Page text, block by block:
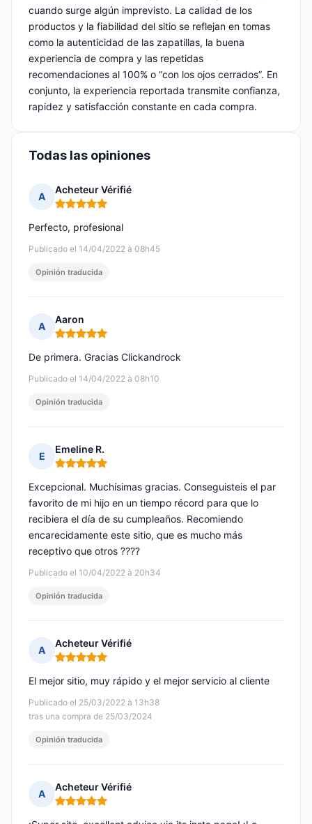
cuando surge algún imprevisto. La calidad de los
productos y la fiabilidad del sitio se reflejan en tomas
como la autenticidad de las zapatillas, la buena
experiencia de compra y las repetidas
recomendaciones al 100% o “con los ojos cerrados”. En
conjunto, la experiencia reportada transmite confianza,
rapidez y satisfacción constante en cada compra.
Todas las opiniones
A
Acheteur Vérifié
Nota: 5 de 5
Publicado el 14/04/2022 à 08h45
Perfecto, profesional
Opinión traducida
A
Aaron
Nota: 5 de 5
Publicado el 14/04/2022 à 08h10
De primera. Gracias Clickandrock
Opinión traducida
E
Emeline R.
Nota: 5 de 5
Publicado el 10/04/2022 à 20h34
Excepcional. Muchísimas gracias. Conseguisteis el par
favorito de mi hijo en un tiempo récord para que lo
recibiera el día de su cumpleaños. Recomiendo
encarecidamente este sitio, que es mucho más
receptivo que otros ????
Opinión traducida
A
Acheteur Vérifié
Nota: 5 de 5
Publicado el 25/03/2022 à 13h38
tras una compra de 25/03/2024
El mejor sitio, muy rápido y el mejor servicio al cliente
Opinión traducida
A
Acheteur Vérifié
Nota: 5 de 5